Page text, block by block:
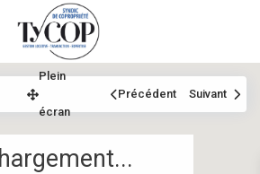
Plein
écran
Précédent Suivant